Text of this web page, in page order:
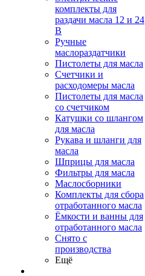
комплекты для
раздачи масла 12 и 24
В
Ручные
маслораздатчики
Пистолеты для масла
Счетчики и
расходомеры масла
Пистолеты для масла
со счетчиком
Катушки со шлангом
для масла
Рукава и шланги для
масла
Шприцы для масла
Фильтры для масла
Маслосборники
Комплекты для сбора
отработанного масла
Ёмкости и ванны для
отработанного масла
Снято с
производства
Ещё